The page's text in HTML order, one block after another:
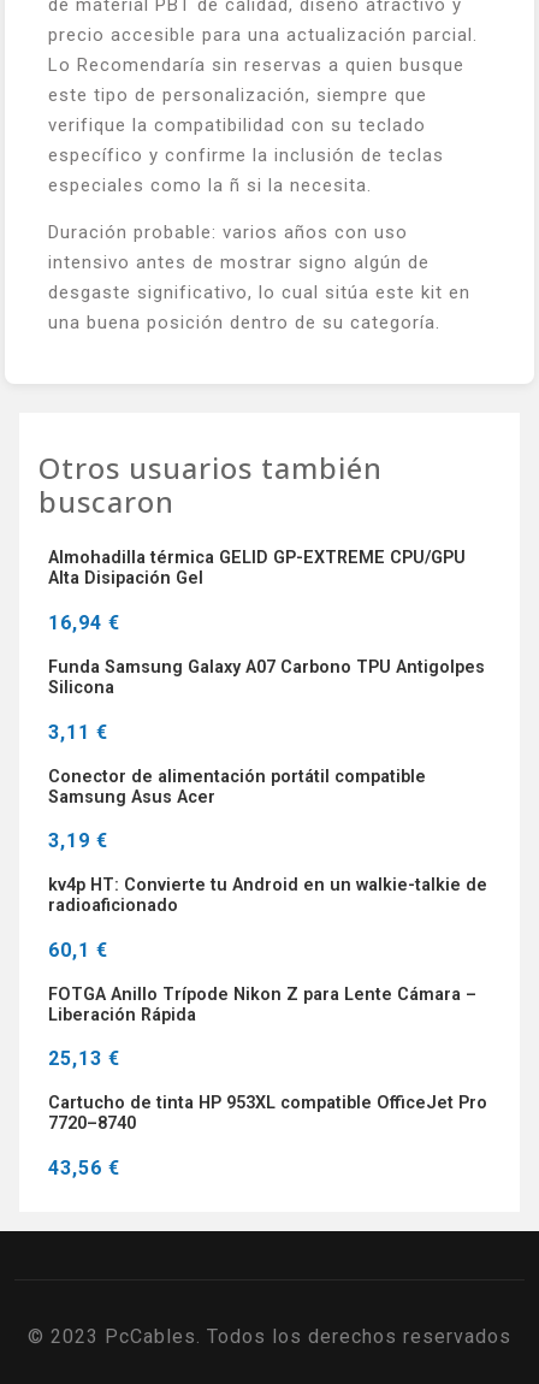
de material PBT de calidad, diseño atractivo y
precio accesible para una actualización parcial.
Lo Recomendaría sin reservas a quien busque
este tipo de personalización, siempre que
verifique la compatibilidad con su teclado
específico y confirme la inclusión de teclas
especiales como la ñ si la necesita.
Duración probable: varios años con uso
intensivo antes de mostrar signo algún de
desgaste significativo, lo cual sitúa este kit en
una buena posición dentro de su categoría.
Otros usuarios también
buscaron
Almohadilla térmica GELID GP-EXTREME CPU/GPU
Alta Disipación Gel
16,94 €
Funda Samsung Galaxy A07 Carbono TPU Antigolpes
Silicona
3,11 €
Conector de alimentación portátil compatible
Samsung Asus Acer
3,19 €
kv4p HT: Convierte tu Android en un walkie-talkie de
radioaficionado
60,1 €
FOTGA Anillo Trípode Nikon Z para Lente Cámara –
Liberación Rápida
25,13 €
Cartucho de tinta HP 953XL compatible OfficeJet Pro
7720–8740
43,56 €
© 2023 PcCables. Todos los derechos reservados